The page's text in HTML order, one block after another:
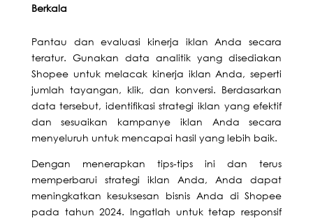
Berkala
Pantau dan evaluasi kinerja iklan Anda secara
teratur. Gunakan data analitik yang disediakan
Shopee untuk melacak kinerja iklan Anda, seperti
jumlah tayangan, klik, dan konversi. Berdasarkan
data tersebut, identifikasi strategi iklan yang efektif
dan sesuaikan kampanye iklan Anda secara
menyeluruh untuk mencapai hasil yang lebih baik.
Dengan menerapkan tips-tips ini dan terus
memperbarui strategi iklan Anda, Anda dapat
meningkatkan kesuksesan bisnis Anda di Shopee
pada tahun 2024. Ingatlah untuk tetap responsif